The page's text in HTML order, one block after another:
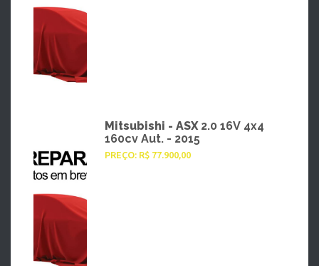
Mitsubishi - ASX 2.0 16V 4x4
160cv Aut. - 2015
PREÇO: R$ 77.900,00